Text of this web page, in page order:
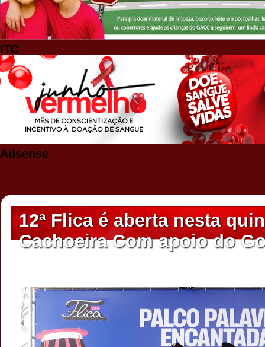
ITC
Adsense
12ª Flica é aberta nesta
Cachoeira Com apoio do